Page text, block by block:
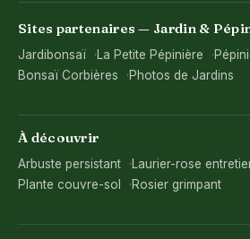
Sites partenaires — Jardin &
Jardibonsaï La Petite Pépinière
Bonsaï Corbières
Photos de Jardins
À découvrir
Arbuste persistant Laurier-rose
Plante couvre-sol
Rosier grimpant